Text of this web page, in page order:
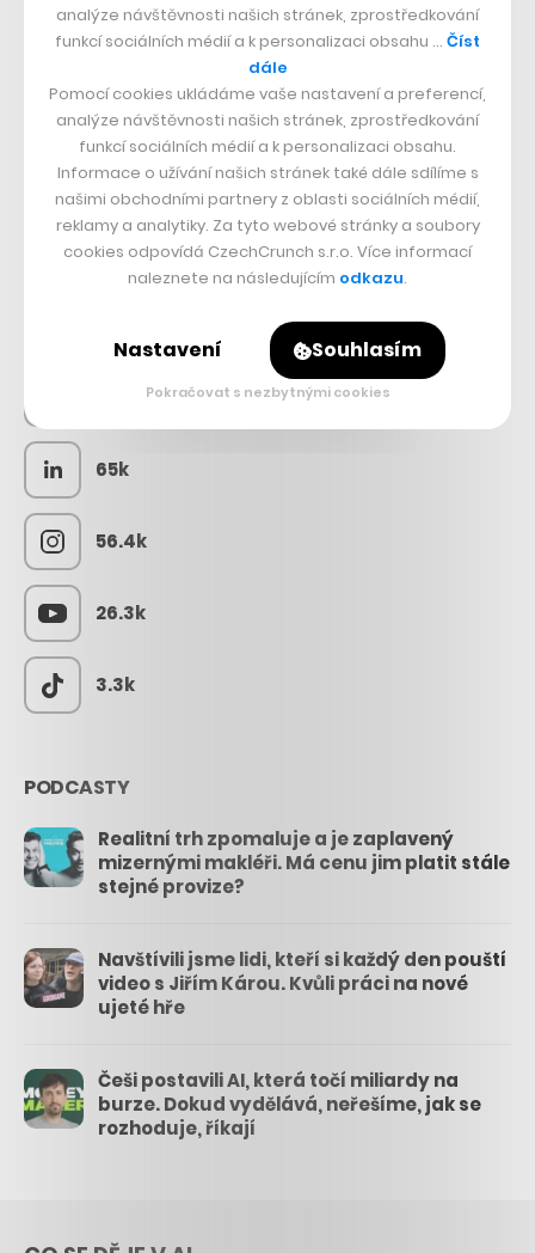
SLEDUJTE NÁS
65k
56.4k
26.3k
3.3k
PODCASTY
Realitní trh zpomaluje a je zaplavený
mizernými makléři. Má cenu jim platit stále
stejné provize?
Navštívili jsme lidi, kteří si každý den pouští
video s Jiřím Károu. Kvůli práci na nové
ujeté hře
Češi postavili AI, která točí miliardy na
burze. Dokud vydělává, neřešíme, jak se
rozhoduje, říkají
analýze návštěvnosti našich stránek, zprostředkování
funkcí sociálních médií a k personalizaci obsahu … Číst
dále
Pomocí cookies ukládáme vaše nastavení a preferencí,
analýze návštěvnosti našich stránek, zprostředkování
funkcí sociálních médií a k personalizaci obsahu.
Informace o užívání našich stránek také dále sdílíme s
našimi obchodními partnery z oblasti sociálních médií,
reklamy a analytiky. Za tyto webové stránky a soubory
cookies odpovídá CzechCrunch s.r.o. Více informací
naleznete na následujícím odkazu.
Nastavení Souhlasím
Pokračovat s nezbytnými cookies